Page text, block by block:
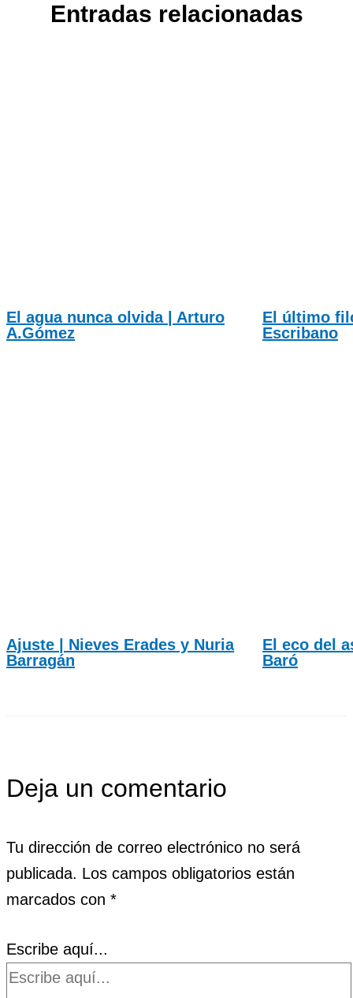
Entradas relacionadas
El agua nunca olvida | Arturo
A.Gómez
El último
Escribano
Ajuste | Nieves Erades y Nuria
Barragán
El eco del
Baró
Deja un comentario
Tu dirección de correo electrónico no será
publicada. Los campos obligatorios están
marcados con *
Escribe aquí...